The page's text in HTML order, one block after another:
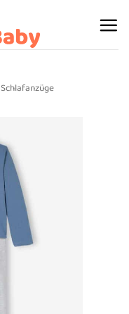
Schlafanzüge